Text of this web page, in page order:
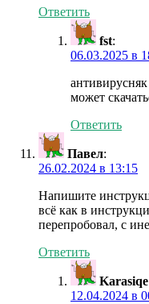
Ответить
fst:
06.03.2025 в
может
Ответить
Павел:
26.02.2024 в 13:15
Напишите
всё как в
перепробовал, с
Ответить
Karasiqe
12.04.2024 в